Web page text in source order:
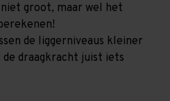
groot, maar wel het
de liggerniveaus kleiner
draagkracht juist iets